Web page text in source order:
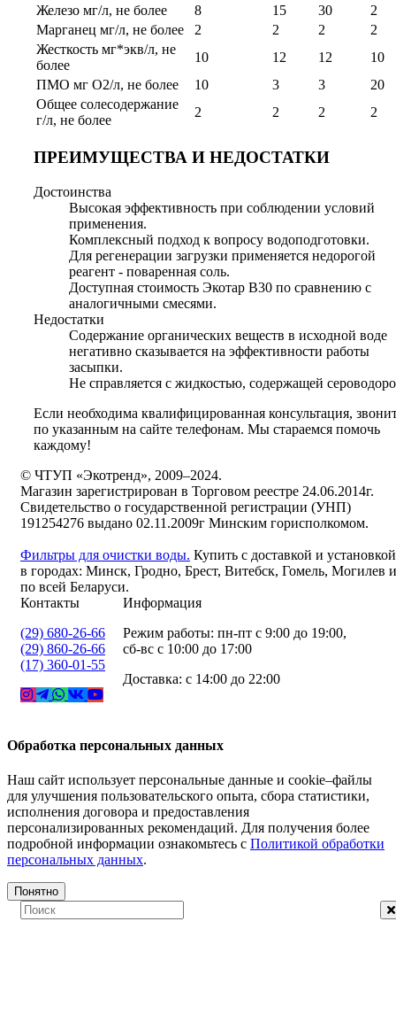
Железо мг/л, не более
8 15 30
2
Марганец мг/л, не более
2 2 2
2
Жесткость мг*экв/л, не
более
10 12 12
10
ПМО мг О2/л, не более
10 3 3
20
Общее солесодержание
г/л, не более
2 2 2 2
ПРЕИМУЩЕСТВА И НЕДОСТАТКИ
Достоинства
Высокая эффективность при соблюдении условий
применения.
Комплексный подход к вопросу водоподготовки.
Для регенерации загрузки применяется недорогой
реагент - поваренная соль.
Доступная стоимость Экотар В30 по сравнению с
аналогичными смесями.
Недостатки
Содержание органических веществ в исходной воде
негативно сказывается на эффективности работы
засыпки.
Не справляется с жидкостью, содержащей
Если необходима квалифицированная консультация,
по указанным на сайте телефонам. Мы стараемся помочь
каждому!
© ЧТУП «Экотренд», 2009–2024.
Магазин зарегистрирован в Торговом реестре 24.06.2014г.
Свидетельство о государственной регистрации (УНП)
191254276 выдано 02.11.2009г Минским горисполкомом.
Фильтры для очистки воды. Купить с доставкой и установкой
в городах: Минск, Гродно, Брест, Витебск, Гомель, Могилев и
по всей Беларуси.
Контакты
(29) 680-26-66
(29) 860-26-66
(17) 360-01-55
Информация
Режим работы: пн-пт с 9:00 до 19:00,
сб-вс с 10:00 до 17:00
Доставка: с 14:00 до 22:00
Обработка персональных данных
Наш сайт использует персональные данные и cookie–файлы
для улучшения пользовательского опыта, сбора статистики,
исполнения договора и предоставления
персонализированных рекомендаций. Для получения более
подробной информации ознакомьтесь с Политикой обработки
персональных данных.
Понятно